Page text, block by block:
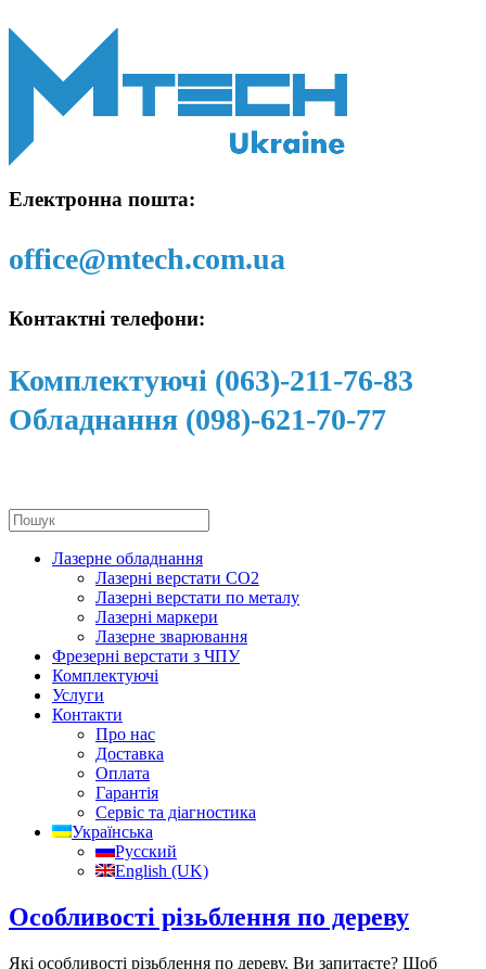
Електронна пошта:
office@mtech.com.ua
Контактні телефони:
Комплектуючі (063)-211-76-83
Обладнання (098)-621-70-77
Лазерне обладнання
Лазерні верстати CO2
Лазерні верстати по металу
Лазерні маркери
Лазерне зварювання
Фрезерні верстати з ЧПУ
Комплектуючі
Услуги
Контакти
Про нас
Доставка
Оплата
Гарантія
Сервіс та діагностика
Українська
Русский
English (UK)
Особливості різьблення по дереву
Які особливості різьблення по дереву, Ви запитаєте? Щоб